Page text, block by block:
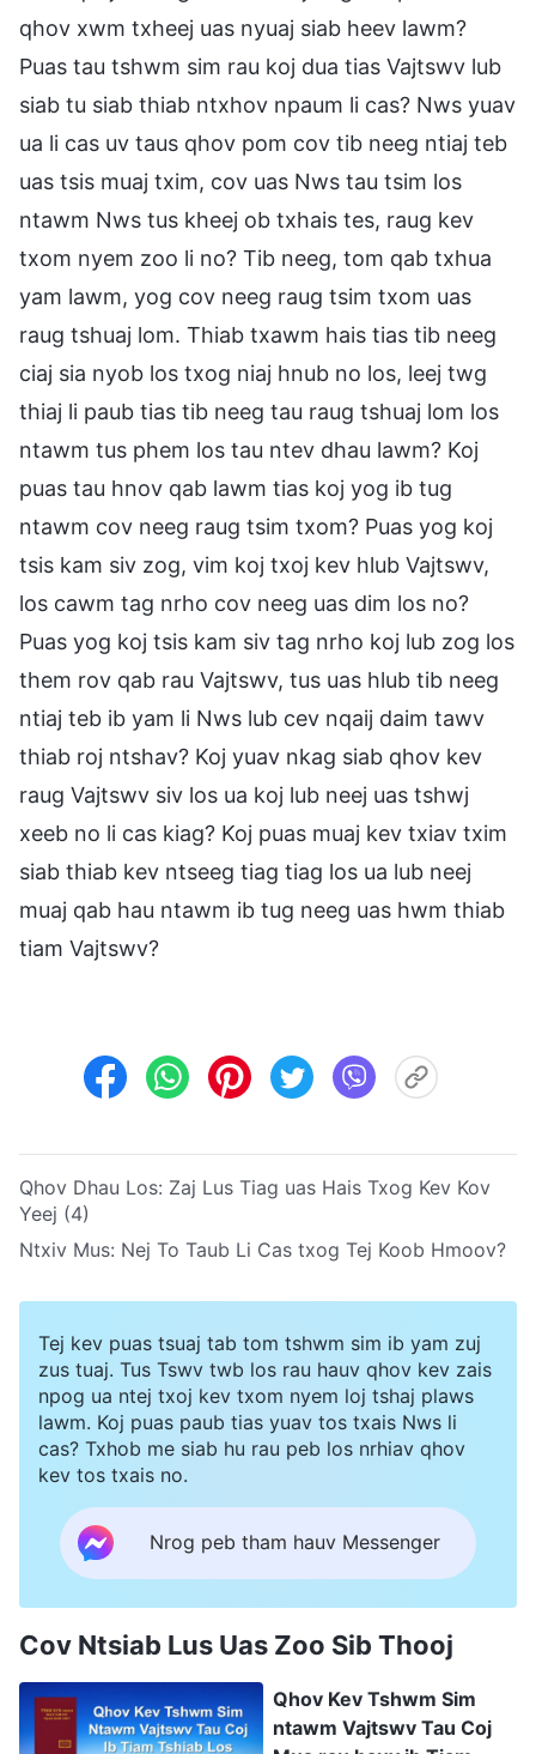
qhov xwm txheej uas nyuaj siab heev lawm?
Puas tau tshwm sim rau koj dua tias Vajtswv lub
siab tu siab thiab ntxhov npaum li cas? Nws yuav
ua li cas uv taus qhov pom cov tib neeg ntiaj teb
uas tsis muaj txim, cov uas Nws tau tsim los
ntawm Nws tus kheej ob txhais tes, raug kev
txom nyem zoo li no? Tib neeg, tom qab txhua
yam lawm, yog cov neeg raug tsim txom uas
raug tshuaj lom. Thiab txawm hais tias tib neeg
ciaj sia nyob los txog niaj hnub no los, leej twg
thiaj li paub tias tib neeg tau raug tshuaj lom los
ntawm tus phem los tau ntev dhau lawm? Koj
puas tau hnov qab lawm tias koj yog ib tug
ntawm cov neeg raug tsim txom? Puas yog koj
tsis kam siv zog, vim koj txoj kev hlub Vajtswv,
los cawm tag nrho cov neeg uas dim los no?
Puas yog koj tsis kam siv tag nrho koj lub zog los
them rov qab rau Vajtswv, tus uas hlub tib neeg
ntiaj teb ib yam li Nws lub cev nqaij daim tawv
thiab roj ntshav? Koj yuav nkag siab qhov kev
raug Vajtswv siv los ua koj lub neej uas tshwj
xeeb no li cas kiag? Koj puas muaj kev txiav txim
siab thiab kev ntseeg tiag tiag los ua lub neej
muaj qab hau ntawm ib tug neeg uas hwm thiab
tiam Vajtswv?
Qhov Dhau Los: Zaj Lus Tiag uas Hais Txog Kev Kov
Yeej (4)
Ntxiv Mus: Nej To Taub Li Cas txog Tej Koob Hmoov?
Tej kev puas tsuaj tab tom tshwm sim ib yam zuj
zus tuaj. Tus Tswv twb los rau hauv qhov kev zais
npog ua ntej txoj kev txom nyem loj tshaj plaws
lawm. Koj puas paub tias yuav tos txais Nws li
cas? Txhob me siab hu rau peb los nrhiav qhov
kev tos txais no.
Nrog peb tham hauv Messenger
Cov Ntsiab Lus Uas Zoo Sib Thooj
Qhov Kev Tshwm Sim
ntawm Vajtswv Tau Coj